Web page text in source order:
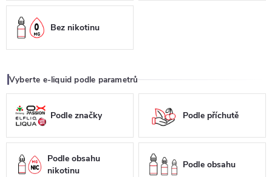
Bez nikotinu
Vyberte e-liquid podle parametrů
Podle značky Podle příchutě
Podle obsahu
nikotinu
Podle obsahu